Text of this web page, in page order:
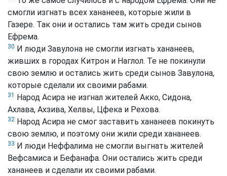
смогли изгнать всех хананеев, которые жили в
Газере. Так они и остались там жить среди сынов
Ефрема.
30 И люди Завулона не смогли изгнать хананеев,
живших в городах Китрон и Наглол. Те не покинули
свою землю и остались жить среди сынов Завулона,
которые сделали их своими рабами.
31
Народ Асира не изгнал жителей Акко, Сидона,
Ахлава, Ахзива, Хелвы, Цфека и Рехова.
32 Народ Асира не смог заставить хананеев покинуть
свою землю, и поэтому они жили среди хананеев.
33 И люди Неффалима не смогли выгнать жителей
Вефсамиса и Бефанафа. Они остались жить среди
хананеев и сделали их своими рабами.